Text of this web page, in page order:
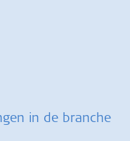
in de branche